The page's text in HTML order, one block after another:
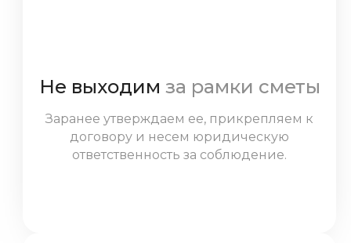
Не выходим за рамки сметы
Заранее утверждаем ее, прикрепляем к
договору и несем юридическую
ответственность за соблюдение.